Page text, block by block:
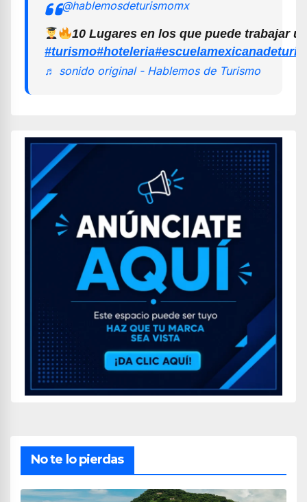
@hablemosdeturismomx
10 Lugares en los que puede trabajar
#turismo#hoteleria
♬ sonido original - Hablemos de Turismo
No te lo pierdas